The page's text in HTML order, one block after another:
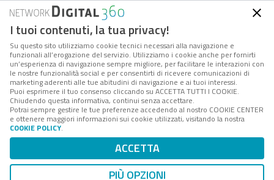
Forumpa.itè una pubblicazione telematica iscritta
presso Registro della stampa del Tribunale di Roma -
Reg. n. 182 del 2 maggio 2008 - Direttore resp. Michela
Stentella
FPA s.r.l. è società soggetta a Direzione e
Coordinamento da parte di Digital360 S.p.A. - FPA s.r.l.
è un'azienda certificata per il sistema di management
Codice Fiscale/Partita IVA n. 10693191008 - R.E.A. Roma
n. 1249791. ISP AWS
Mappa del sito
I tuoi contenuti, la tua privacy!
Su questo sito utilizziamo cookie tecnici necessari alla navigazione e
funzionali all’erogazione del servizio. Utilizziamo i cookie anche per fornirti
un’esperienza di navigazione sempre migliore, per facilitare le interazioni con
le nostre funzionalità social e per consentirti di ricevere comunicazioni di
marketing aderenti alle tue abitudini di navigazione e ai tuoi interessi.
Puoi esprimere il tuo consenso cliccando su ACCETTA TUTTI I COOKIE.
Chiudendo questa informativa, continui senza accettare.
Potrai sempre gestire le tue preferenze accedendo al nostro COOKIE CENTER
e ottenere maggiori informazioni sui cookie utilizzati, visitando la nostra
COOKIE POLICY.
ACCETTA
PIÙ OPZIONI